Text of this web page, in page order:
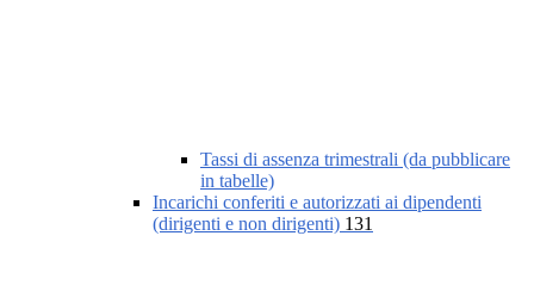
Tassi di assenza trimestrali (da pubblicare
in tabelle)
Incarichi conferiti e autorizzati ai dipendenti
(dirigenti e non dirigenti) 131